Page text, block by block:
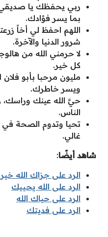
ربي يحفظك يا
بما يسر فؤادك.
اللهم احفظ لي أخاً
شرور الدنيا والآخرة.
لا حرمني الله من
كل خير.
مليون مرحبا بأبو
ويسر خاطرك.
حيَّ الله عينك
الناس.
تحيا وتدوم الصحة
غالي.
شاهد أيضًا:
الرد على جزاك الله خير
الرد على الله يحييك
الرد على حياك الله
الرد على فديتك